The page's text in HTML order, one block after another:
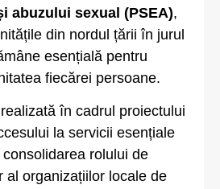
abuzului sexual (PSEA),
din nordul țării în jurul
esențială pentru
fiecărei persoane.
în cadrul proiectului
la servicii esențiale
rolului de
al organizațiilor locale de